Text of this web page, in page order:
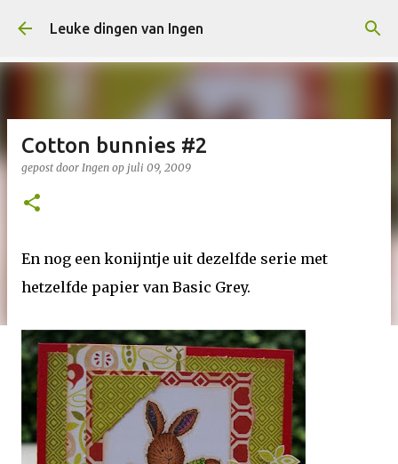
Doorgaan naar hoofdcontent
Leuke dingen van Ingen
Cotton bunnies #2
gepost door Ingen op juli 09, 2009
En nog een konijntje uit dezelfde serie met
hetzelfde papier van Basic Grey.